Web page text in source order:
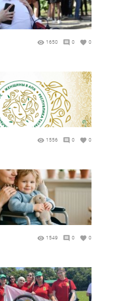
1650 0 0
1556 0 0
1549 0 0